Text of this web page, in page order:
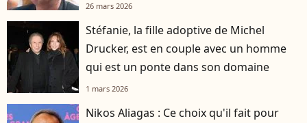
26 mars 2026
Stéfanie, la fille adoptive de Michel
Drucker, est en couple avec un homme
qui est un ponte dans son domaine
1 mars 2026
Nikos Aliagas : Ce choix qu'il fait pour